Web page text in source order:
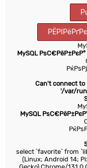
MySQL РѕС€РёР±РєР°
Can't connect to
'/var/
MySQL
select `favorite` from
(Linux; Android 14;